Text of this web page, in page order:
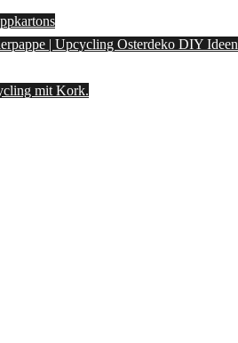
| Upcycling Osterdeko DIY Ideen
mit Kork.